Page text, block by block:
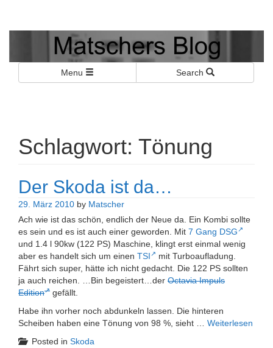
Matschers Blog
Menu Search
Schlagwort: Tönung
Der Skoda ist da…
29. März 2010 by Matscher
Ach wie ist das schön, endlich der Neue da. Ein Kombi sollte
es sein und es ist auch einer geworden. Mit 7 Gang DSG
und 1.4 l 90kw (122 PS) Maschine, klingt erst einmal wenig
aber es handelt sich um einen TSI
mit Turboaufladung.
Fährt sich super, hätte ich nicht gedacht. Die 122 PS sollten
ja auch reichen. …Bin begeistert…der Octavia Impuls
Edition
gefällt.
Habe ihn vorher noch abdunkeln lassen. Die hinteren
Scheiben haben eine Tönung von 98 %, sieht … Weiterlesen
Posted in Skoda